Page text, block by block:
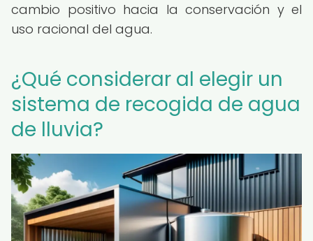
cambio positivo hacia la conservación y el
uso racional del agua.
¿Qué considerar al elegir un
sistema de recogida de agua
de lluvia?